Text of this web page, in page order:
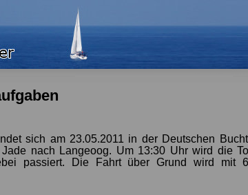
sich am 23.05.2011 in der Deutschen
nach Langeoog. Um 13:30 Uhr wird die
passiert. Die Fahrt über Grund wird mit